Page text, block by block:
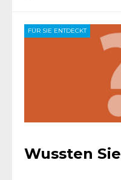
FÜR SIE ENTDECKT
Wussten